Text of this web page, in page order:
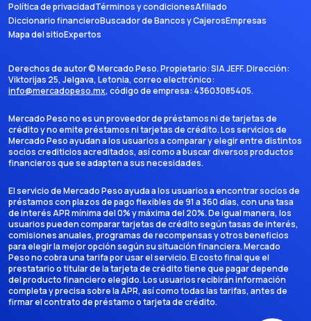
el programa de “Referidos” en la sección Promociones.
Disfruta de una amplia gama de seguros y servicios al momento de
viajar y realizar tus compras.(5) Atención personalizada con tu
servicio de Concierge. Seguros y protecciones en tus viajes
Política de privacidadTérminos y condicionesAfiliado
Diccionario financieroBuscador de Bancos y CajerosEmpresas
Mapa del sitioExpertos
Derechos de autor ©Mercado Peso. Propietario:SIA JEFF. Dirección:
Viktorijas 25, Jelgava, Letonia, correo electrónico:
info@mercadopeso.mx, código de empresa: 43603085405.
Mercado Peso no es un proveedor de préstamos ni de tarjetas de
crédito y no emite préstamos ni tarjetas de crédito. Los servicios de
Mercado Peso ayudan a los usuarios a comparar y elegir entre distintos
socios crediticios acreditados, así como a buscar diversos productos
financieros que se adapten a sus necesidades.
El servicio de Mercado Peso ayuda a los usuarios a encontrar socios de
préstamos con plazos de pago flexibles de 91 a 360 días, con una tasa
de interés APR mínima del 0% y máxima del 20%. De igual manera, los
usuarios pueden comparar tarjetas de crédito según tasas de interés,
comisiones anuales, programas de recompensas y otros beneficios
para elegir la mejor opción según su situación financiera. Mercado
Peso no cobra una tarifa por usar el servicio. El costo final que el
prestatario o titular de la tarjeta de crédito tiene que pagar depende
del producto financiero elegido. Los usuarios recibirán información
completa y precisa sobre la APR, así como todas las tarifas, antes de
firmar el contrato de préstamo o tarjeta de crédito.